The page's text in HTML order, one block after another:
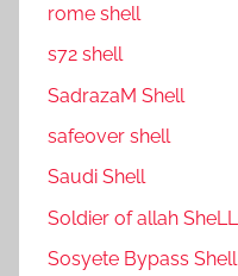
rome shell
s72 shell
SadrazaM Shell
safe0ver shell
Saudi Shell
Soldier of allah SheLL
Sosyete Bypass Shell